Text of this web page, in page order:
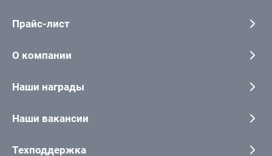
Прайс-лист
О компании
Наши награды
Наши вакансии
Техподдержка